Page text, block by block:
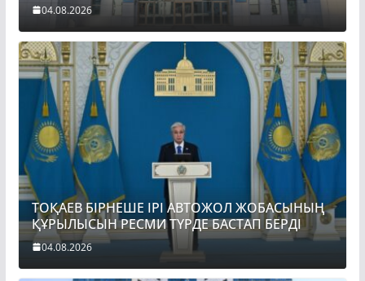
04.08.2026
ТОҚАЕВ БІРНЕШЕ ІРІ АВТОЖОЛ ЖОБАСЫНЫҢ
ҚҰРЫЛЫСЫН РЕСМИ ТҮРДЕ БАСТАП БЕРДІ
04.08.2026